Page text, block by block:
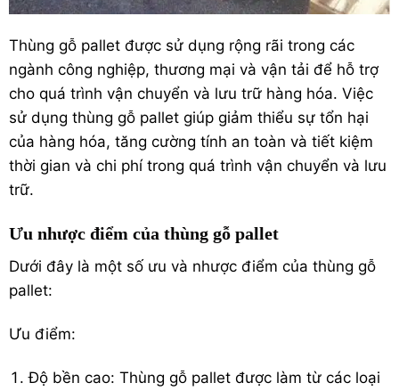
Thùng gỗ pallet được sử dụng rộng rãi trong các
ngành công nghiệp, thương mại và vận tải để hỗ trợ
cho quá trình vận chuyển và lưu trữ hàng hóa. Việc
sử dụng thùng gỗ pallet giúp giảm thiểu sự tổn hại
của hàng hóa, tăng cường tính an toàn và tiết kiệm
thời gian và chi phí trong quá trình vận chuyển và lưu
trữ.
Ưu nhược điểm của thùng gỗ pallet
Dưới đây là một số ưu và nhược điểm của thùng gỗ
pallet:
Ưu điểm:
Độ bền cao: Thùng gỗ pallet được làm từ các loại